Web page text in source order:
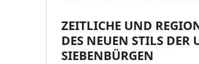
ZEITLICHE UND
DES NEUEN STILS
SIEBENBÜRGEN